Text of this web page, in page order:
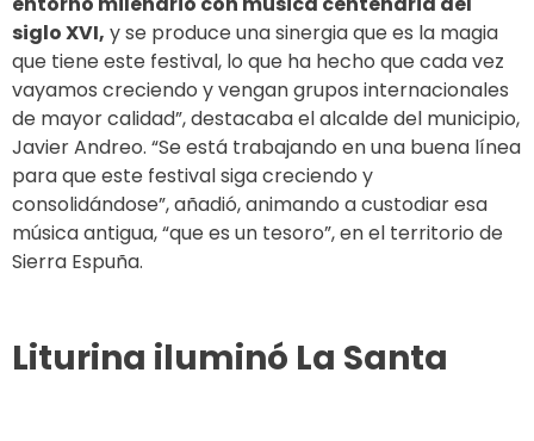
siglo XVI, y se produce una sinergia que es la magia
que tiene este festival, lo que ha hecho que cada vez
vayamos creciendo y vengan grupos internacionales
de mayor calidad”, destacaba el alcalde del municipio,
Javier Andreo. “Se está trabajando en una buena línea
para que este festival siga creciendo y
consolidándose”, añadió, animando a custodiar esa
música antigua, “que es un tesoro”, en el territorio de
Sierra Espuña.
Liturina iluminó La Santa